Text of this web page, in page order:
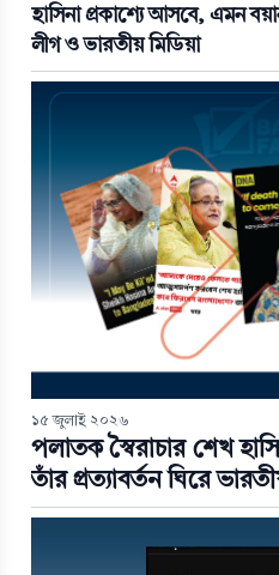
হাসিনা প্রকাশ্যে আসবে, এমন
লীগ ও ভারতীয় মিডিয়া
১৫ জুলাই ২০২৬
পলাতক স্বৈরাচার শেখ
তাঁর প্রত্যাবর্তন ঘিরে